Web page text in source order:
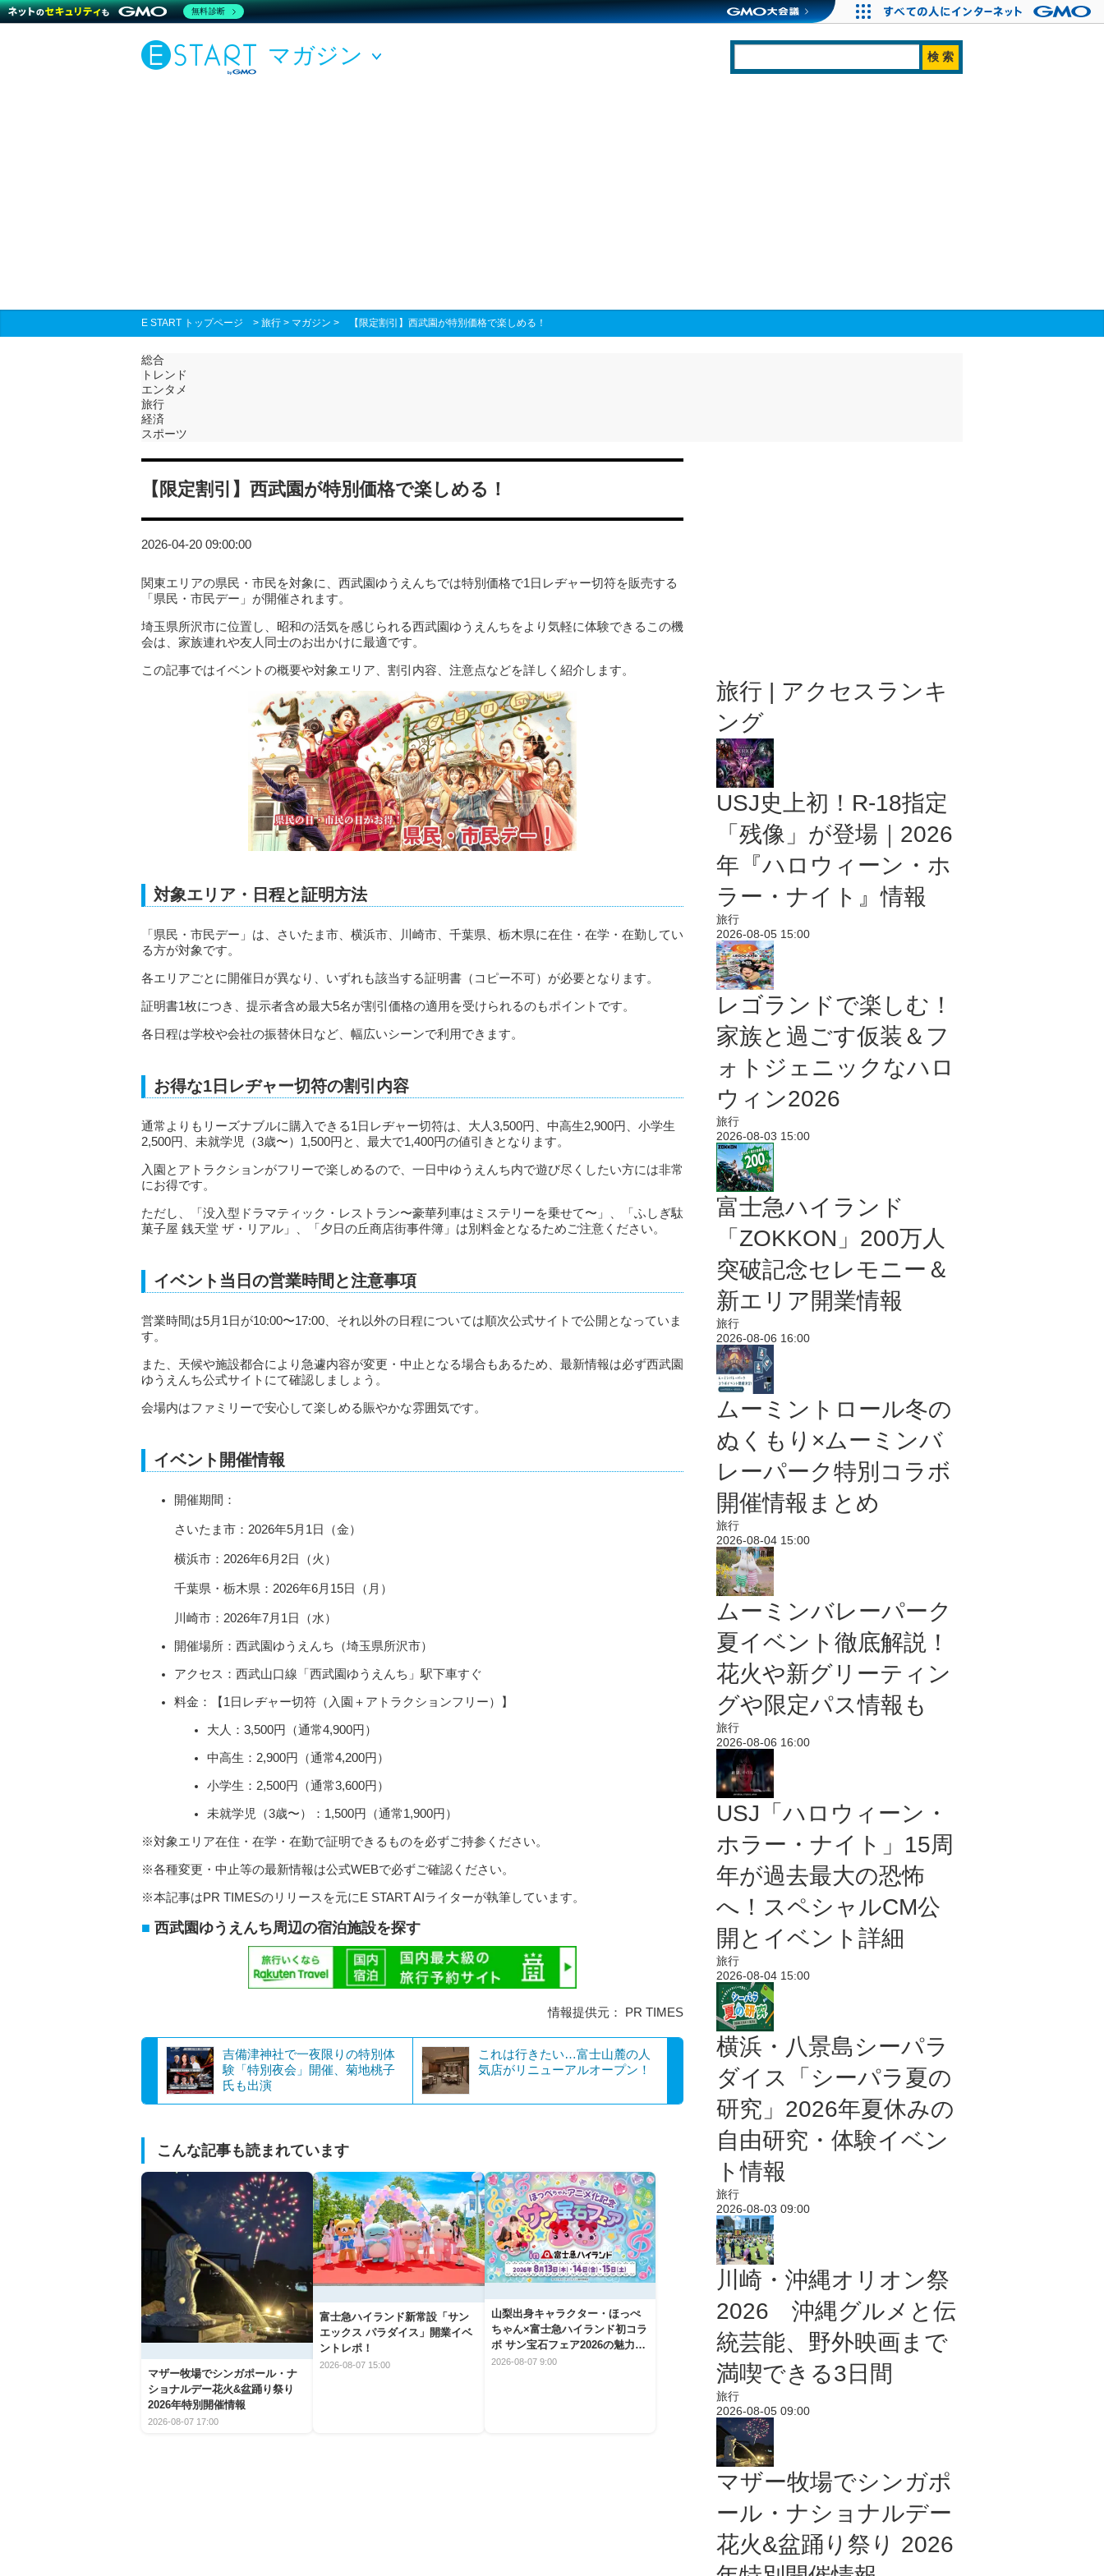
マガジン
E START トップページ > 旅行 > マガジン > 【限定割引】西武園が特別価格で楽しめる！
総合
トレンド
エンタメ
旅行
経済
スポーツ
【限定割引】西武園が特別価格で楽しめる！
2026-04-20 09:00:00
関東エリアの県民・市民を対象に、西武園ゆうえんちでは特別価格で1日レヂャー切符を販売する
「県民・市民デー」が開催されます。
埼玉県所沢市に位置し、昭和の活気を感じられる西武園ゆうえんちをより気軽に体験できるこの機
会は、家族連れや友人同士のお出かけに最適です。
この記事ではイベントの概要や対象エリア、割引内容、注意点などを詳しく紹介します。
対象エリア・日程と証明方法
「県民・市民デー」は、さいたま市、横浜市、川崎市、千葉県、栃木県に在住・在学・在勤してい
る方が対象です。
各エリアごとに開催日が異なり、いずれも該当する証明書（コピー不可）が必要となります。
証明書1枚につき、提示者含め最大5名が割引価格の適用を受けられるのもポイントです。
各日程は学校や会社の振替休日など、幅広いシーンで利用できます。
お得な1日レヂャー切符の割引内容
通常よりもリーズナブルに購入できる1日レヂャー切符は、大人3,500円、中高生2,900円、小学生
2,500円、未就学児（3歳〜）1,500円と、最大で1,400円の値引きとなります。
入園とアトラクションがフリーで楽しめるので、一日中ゆうえんち内で遊び尽くしたい方には非常
にお得です。
ただし、「没入型ドラマティック・レストラン〜豪華列車はミステリーを乗せて〜」、「ふしぎ駄
菓子屋 銭天堂 ザ・リアル」、「夕日の丘商店街事件簿」は別料金となるためご注意ください。
イベント当日の営業時間と注意事項
営業時間は5月1日が10:00〜17:00、それ以外の日程については順次公式サイトで公開となっていま
す。
また、天候や施設都合により急遽内容が変更・中止となる場合もあるため、最新情報は必ず西武園
ゆうえんち公式サイトにて確認しましょう。
会場内はファミリーで安心して楽しめる賑やかな雰囲気です。
イベント開催情報
開催期間：
さいたま市：2026年5月1日（金）
横浜市：2026年6月2日（火）
千葉県・栃木県：2026年6月15日（月）
川崎市：2026年7月1日（水）
開催場所：西武園ゆうえんち（埼玉県所沢市）
アクセス：西武山口線「西武園ゆうえんち」駅下車すぐ
料金：【1日レヂャー切符（入園＋アトラクションフリー）】
大人：3,500円（通常4,900円）
中高生：2,900円（通常4,200円）
小学生：2,500円（通常3,600円）
未就学児（3歳〜）：1,500円（通常1,900円）
※対象エリア在住・在学・在勤で証明できるものを必ずご持参ください。
※各種変更・中止等の最新情報は公式WEBで必ずご確認ください。
※本記事はPR TIMESのリリースを元にE START AIライターが執筆しています。
西武園ゆうえんち周辺の宿泊施設を探す
情報提供元： PR TIMES
吉備津神社で一夜限りの特別体
験「特別夜会」開催、菊地桃子
氏も出演
これは行きたい…富士山麓の人
気店がリニューアルオープン！
こんな記事も読まれています
マザー牧場でシンガポール・ナ
ショナルデー花火&盆踊り祭り
2026年特別開催情報
2026-08-07 17:00
富士急ハイランド新常設「サン
エックス パラダイス」開業イベ
ントレポ！
2026-08-07 15:00
山梨出身キャラクター・ほっぺ
ちゃん×富士急ハイランド初コラ
ボ サン宝石フェア2026の魅力と
楽しみ方
2026-08-07 9:00
旅行 | アクセスランキ
ング
USJ史上初！R-18指定
「残像」が登場｜2026
年『ハロウィーン・ホ
ラー・ナイト』情報
旅行
2026-08-05 15:00
レゴランドで楽しむ！
家族と過ごす仮装＆フ
ォトジェニックなハロ
ウィン2026
旅行
2026-08-03 15:00
富士急ハイランド
「ZOKKON」200万人
突破記念セレモニー＆
新エリア開業情報
旅行
2026-08-06 16:00
ムーミントロール冬の
ぬくもり×ムーミンバ
レーパーク特別コラボ
開催情報まとめ
旅行
2026-08-04 15:00
ムーミンバレーパーク
夏イベント徹底解説！
花火や新グリーティン
グや限定パス情報も
旅行
2026-08-06 16:00
USJ「ハロウィーン・
ホラー・ナイト」15周
年が過去最大の恐怖
へ！スペシャルCM公
開とイベント詳細
旅行
2026-08-04 15:00
横浜・八景島シーパラ
ダイス「シーパラ夏の
研究」2026年夏休みの
自由研究・体験イベン
ト情報
旅行
2026-08-03 09:00
川崎・沖縄オリオン祭
2026 沖縄グルメと伝
統芸能、野外映画まで
満喫できる3日間
旅行
2026-08-05 09:00
マザー牧場でシンガポ
ール・ナショナルデー
花火&盆踊り祭り 2026
無料診断